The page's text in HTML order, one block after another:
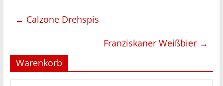
← Calzone Drehspis
Franziskaner Weißbier →
Warenkorb